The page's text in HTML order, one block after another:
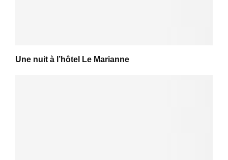
Une nuit à l’hôtel Le Marianne